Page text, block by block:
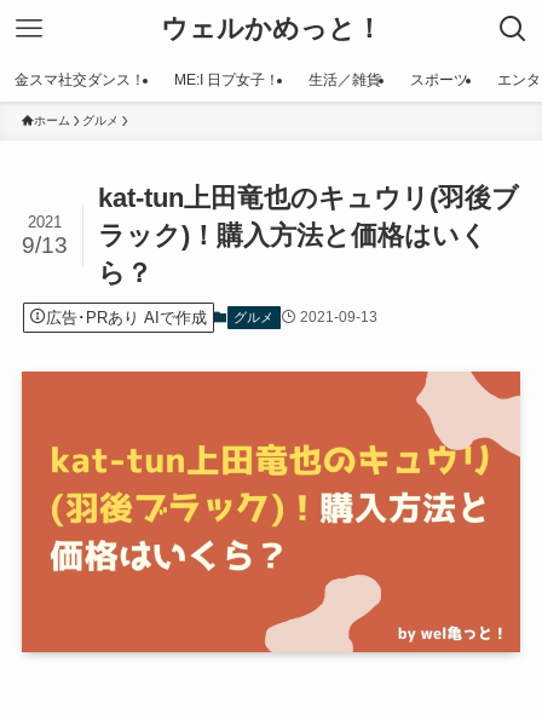
ウェルかめっと！
金スマ社交ダンス！ ME:I 日プ女子！ 生活／雑貨 スポーツ エン
ホーム グルメ
kat-tun上田竜也のキュウリ(羽後ブ
ラック)！購入方法と価格はいく
ら？
2021
9/13
広告･PRあり AIで作成 グルメ 2021-09-13